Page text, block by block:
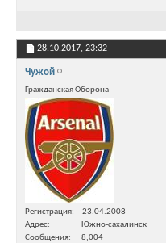
28.10.2017, 23:32
Чужой
Гражданская Оборона
Регистрация
23.04.2008
Адрес
Южно-сахалинск
Сообщения
8,004